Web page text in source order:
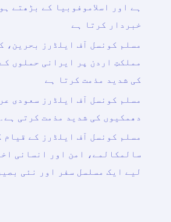
ہے اور اسلاموفوبیا کے بڑھتے
خبردار کرتا ہے
مسلم کونسل آف ایلڈرز بحرین،
مملکتِ اردن پر ایرانی حملوں
کی شدید مذمت کرتا ہے
مسلم کونسل آف ایلڈرز سعودی
دھمکیوں کی شدید مذمت کرتی ہے۔
سالمکالمے، امن اور انسانی
لیے ایک مسلسل سفر اور نئی